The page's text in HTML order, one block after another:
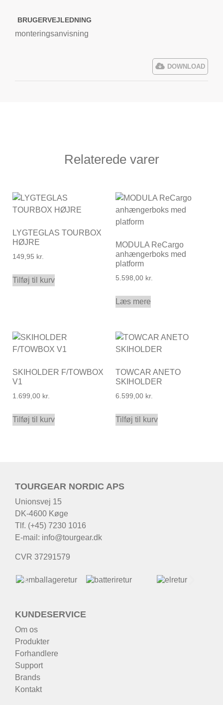
BRUGERVEJLEDNING
monteringsanvisning
DOWNLOAD
Relaterede varer
LYGTEGLAS TOURBOX
HØJRE
149,95 kr.
Tilføj til kurv
MODULA ReCargo
anhængerboks med
platform
5.598,00 kr.
Læs mere
SKIHOLDER F/TOWBOX
V1
1.699,00 kr.
Tilføj til kurv
TOWCAR ANETO
SKIHOLDER
6.599,00 kr.
Tilføj til kurv
TOURGEAR NORDIC APS
Unionsvej 15
DK-4600 Køge
Tlf. (+45) 7230 1016
E-mail: info@tourgear.dk
CVR 37291579
KUNDESERVICE
Om os
Produkter
Forhandlere
Support
Brands
Kontakt